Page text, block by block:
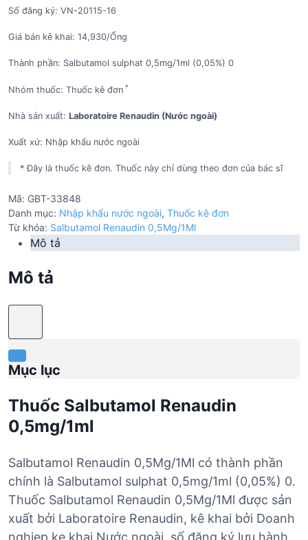
Số đăng ký: VN-20115-16
Giá bán kê khai: 14,930/Ống
Thành phần: Salbutamol sulphat 0,5mg/1ml (0,05%) 0
Nhóm thuốc: Thuốc kê đơn *
Nhà sản xuất: Laboratoire Renaudin (Nước ngoài)
Xuất xứ: Nhập khẩu nước ngoài
* Đây là thuốc kê đơn. Thuốc này chỉ dùng theo đơn của bác sĩ
Mã: GBT-33848
Danh mục: Nhập khẩu nước ngoài, Thuốc kê đơn
Từ khóa: Salbutamol Renaudin 0,5Mg/1Ml
Mô tả
Mô tả
Mục lục
Thuốc Salbutamol Renaudin
0,5mg/1ml
Salbutamol Renaudin 0,5Mg/1Ml có thành phần
chính là Salbutamol sulphat 0,5mg/1ml (0,05%) 0.
Thuốc Salbutamol Renaudin 0,5Mg/1Ml được sản
xuất bởi Laboratoire Renaudin, kê khai bởi Doanh
nghiep ke khai Nước ngoài, số đăng ký lưu hành